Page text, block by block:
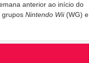
anterior ao início do
grupos Nintendo Wii(WG) e